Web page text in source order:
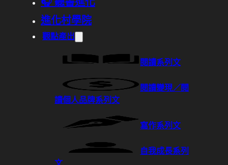
進化村學院
觀點產出
閱讀系列文
閱讀變現／閱
讀個人品牌系列文
寫作系列文
自我成長系列
文